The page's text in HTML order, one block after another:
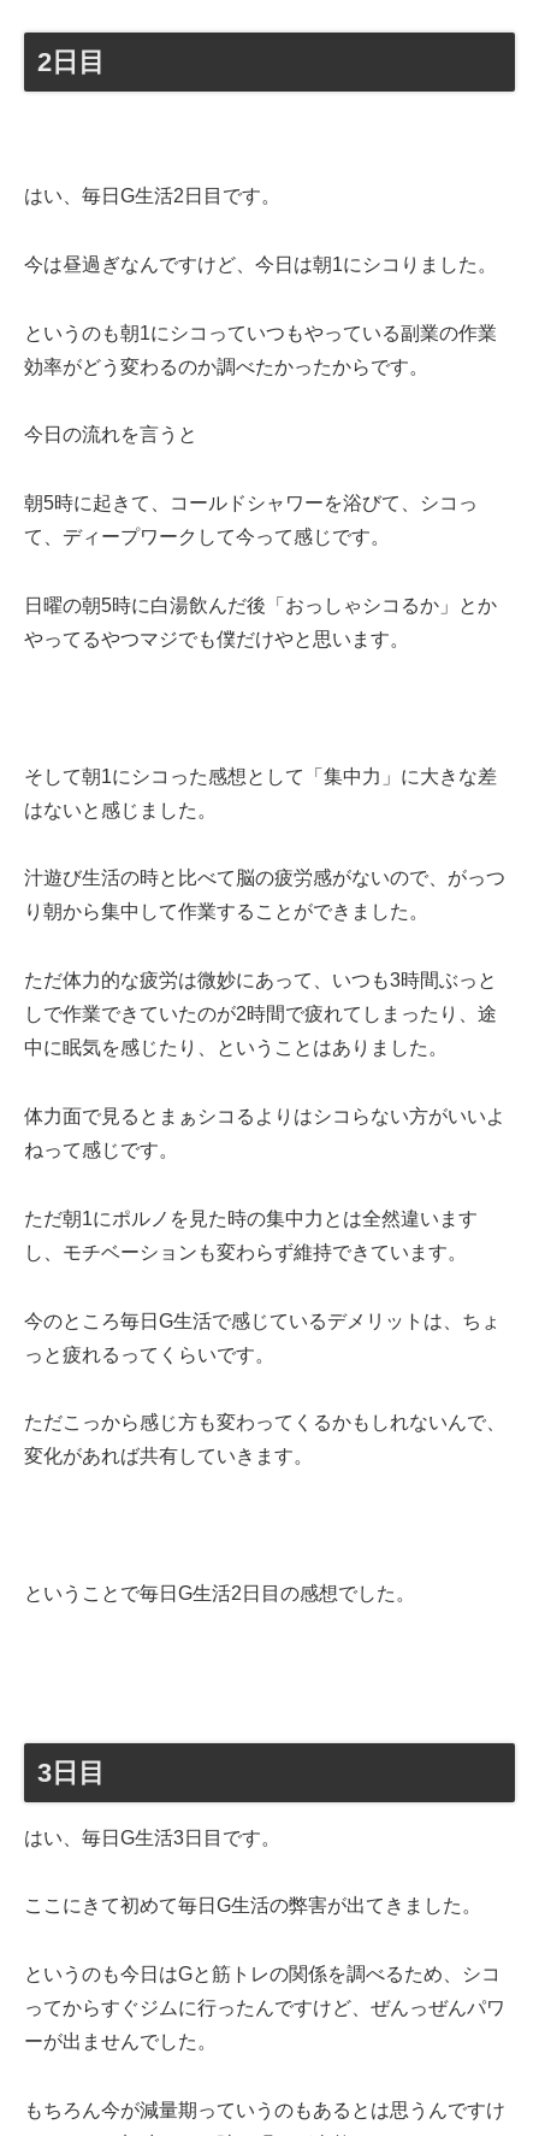
2日目
はい、毎日G生活2日目です。
今は昼過ぎなんですけど、今日は朝1にシコりました。
というのも朝1にシコっていつもやっている副業の作業
効率がどう変わるのか調べたかったからです。
今日の流れを言うと
朝5時に起きて、コールドシャワーを浴びて、シコっ
て、ディープワークして今って感じです。
日曜の朝5時に白湯飲んだ後「おっしゃシコるか」とか
やってるやつマジでも僕だけやと思います。
そして朝1にシコった感想として「集中力」に大きな差
はないと感じました。
汁遊び生活の時と比べて脳の疲労感がないので、がっつ
り朝から集中して作業することができました。
ただ体力的な疲労は微妙にあって、いつも3時間ぶっと
しで作業できていたのが2時間で疲れてしまったり、途
中に眠気を感じたり、ということはありました。
体力面で見るとまぁシコるよりはシコらない方がいいよ
ねって感じです。
ただ朝1にポルノを見た時の集中力とは全然違います
し、モチベーションも変わらず維持できています。
今のところ毎日G生活で感じているデメリットは、ちょ
っと疲れるってくらいです。
ただこっから感じ方も変わってくるかもしれないんで、
変化があれば共有していきます。
ということで毎日G生活2日目の感想でした。
3日目
はい、毎日G生活3日目です。
ここにきて初めて毎日G生活の弊害が出てきました。
というのも今日はGと筋トレの関係を調べるため、シコ
ってからすぐジムに行ったんですけど、ぜんっぜんパワ
ーが出ませんでした。
もちろん今が減量期っていうのもあるとは思うんですけ